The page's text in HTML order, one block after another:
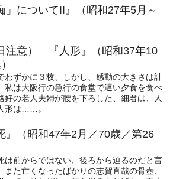
についてII』（昭和27年5月～
注意） 『人形』（昭和37年10
わずかに３枚、しかし、感動の大きさは計
私は大阪行の急行の食堂で遅い夕食を食べ
好の老人夫婦が腰を下ろした、細君は、人
形は……。
（昭和47年2月／70歳／第26
は前からではない、後ろから迫るのだと言
また亡くなったばかりの志賀直哉の骨壺、